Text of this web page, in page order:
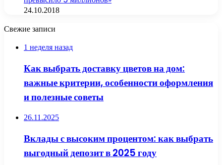
24.10.2018
Свежие записи
1 неделя назад
Как выбрать доставку цветов на дом:
важные критерии, особенности оформления
и полезные советы
26.11.2025
Вклады с высоким процентом: как выбрать
выгодный депозит в 2025 году